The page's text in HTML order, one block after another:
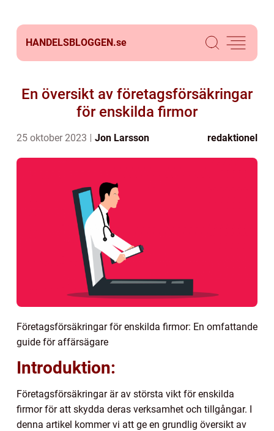
HANDELSBLOGGEN.se
En översikt av företagsförsäkringar
för enskilda firmor
25 oktober 2023 Jon Larsson redaktionel
Företagsförsäkringar för enskilda firmor: En omfattande
guide för affärsägare
Introduktion:
Företagsförsäkringar är av största vikt för enskilda
firmor för att skydda deras verksamhet och tillgångar. I
denna artikel kommer vi att ge en grundlig översikt av